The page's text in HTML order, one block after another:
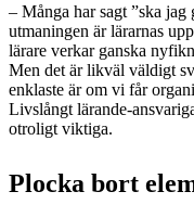
– Många har sagt ”ska jag
utmaningen är lärarnas
lärare verkar ganska
Men det är likväl väldigt
enklaste är om vi får
Livslångt lärande-
otroligt viktiga.
Plocka bort